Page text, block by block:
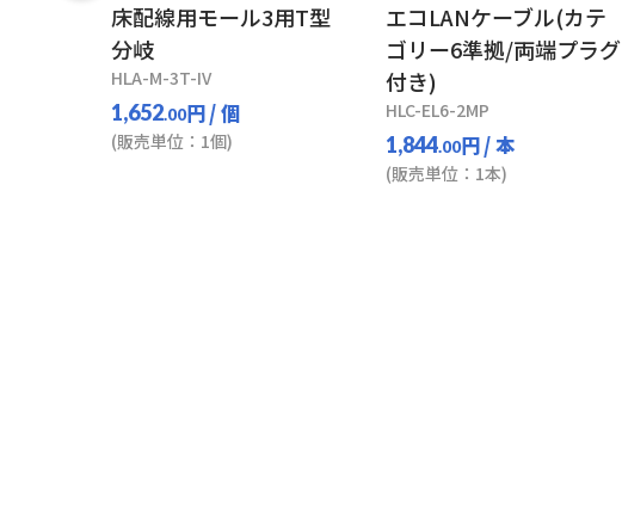
床配線用モール3用T型
分岐
HLA-M-3T-IV
1,652.00円/ 個
(販売単位：1個)
エコLANケーブル(カテ
ゴリー6準拠/両端プラグ
付き)
HLC-EL6-2MP
1,844.00円/ 本
(販売単位：1本)